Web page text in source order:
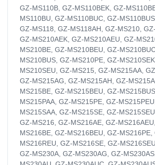
GZ-MS110B, GZ-MS110BEK, GZ-
MS110BU, GZ-MS110BUC, GZ-
GZ-MS118, GZ-MS118AH, GZ-MS210,
GZ-MS210AEK, GZ-MS210AEU, GZ-
MS210BE, GZ-MS210BEU, GZ-
MS210BUS, GZ-MS210PE, GZ-
MS210SEU, GZ-MS215, GZ-MS215AA,
GZ-MS215AG, GZ-MS215AH, GZ-
MS215BE, GZ-MS215BEU, GZ-
MS215PAA, GZ-MS215PE, GZ-
MS215SAA, GZ-MS215SE, GZ-
GZ-MS216, GZ-MS216AE, GZ-
MS216BE, GZ-MS216BEU, GZ-MS216PE,
MS216REU, GZ-MS216SE, GZ-
GZ-MS230A, GZ-MS230AG, GZ-